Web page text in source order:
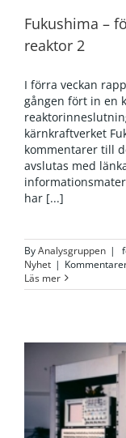
Fukushima –
reaktor 2
I förra veckan
gången fört in en
kärnkraftverket
kommentarer till
avslutas med
har [...]
ByAnalysgruppen |
Nyhet |
Läs mer